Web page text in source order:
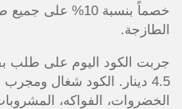
خصماً بنسبة 10%
الطازجة.
4.5 دينار. الكود شغال
الخضروات، الفواكه،